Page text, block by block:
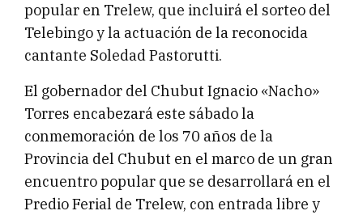
popular en Trelew, que incluirá el sorteo del
Telebingo y la actuación de la reconocida
cantante Soledad Pastorutti.
El gobernador del Chubut Ignacio «Nacho»
Torres encabezará este sábado la
conmemoración de los 70 años de la
Provincia del Chubut en el marco de un gran
encuentro popular que se desarrollará en el
Predio Ferial de Trelew, con entrada libre y